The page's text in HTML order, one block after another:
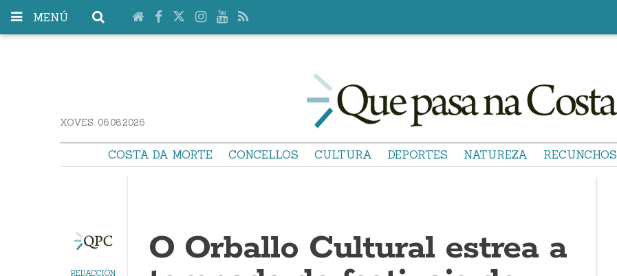
MENÚ
XOVES. 06.08.2026
COSTA DA MORTE CONCELLOS CULTURA DEPORTES NATUREZA RECUNCHOS
REDACCIÓN
O Orballo Cultural estrea a